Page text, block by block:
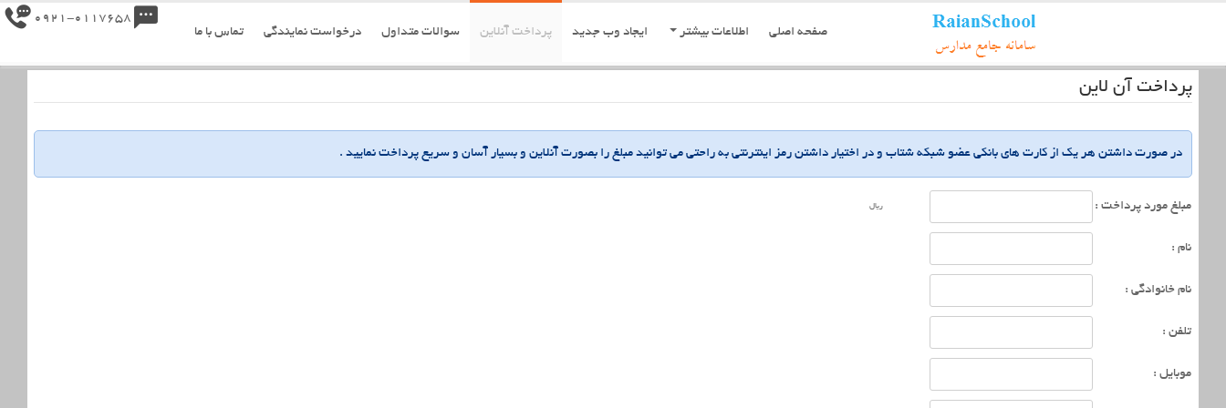
0921-0117658
صفحه اصلی
اطلاعات بیشتر ایجاد وب جدید پرداخت آنلاین سوالات متداول درخواست نمایندگی تماس با ما
پرداخت آن لاین
در صورت داشتن هر یک از کارت های بانکی عضو شبکه شتاب و در اختیار داشتن رمز اینترنتی به راحتی می توانید مبلغ را بصورت آنلاین و بسیار آسان و سریع پرداخت نمایید .
مبلغ مورد پرداخت : ریال
نام :
نام خانوادگی :
تلفن :
موبایل :